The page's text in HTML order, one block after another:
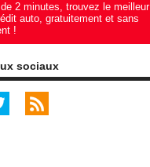
2 minutes, trouvez le meilleur
auto, gratuitement et sans
!
sociaux